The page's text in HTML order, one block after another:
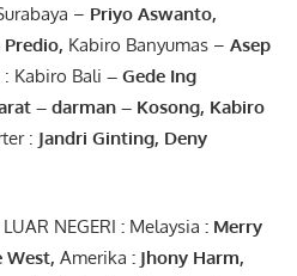
– Priyo Aswanto,
Predio, Kabiro Banyumas – Asep
: Kabiro Bali – Gede Ing
– darman– Kosong, Kabiro
: Jandri Ginting, Deny
NEGERI : Melaysia : Merry
West, Amerika : JhonyHarm,